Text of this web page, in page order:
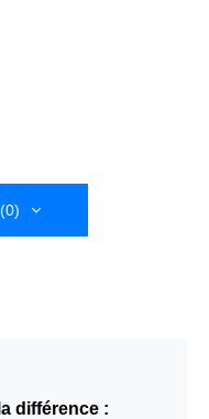
différence :